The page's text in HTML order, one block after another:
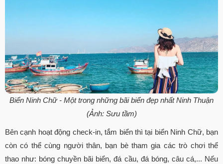
Biển Ninh Chữ - Một trong những bãi biển đẹp nhất Ninh Thuận
(Ảnh: Sưu tầm)
Bên cạnh hoạt động check-in, tắm biển thì tại biển Ninh Chữ, bạn
còn có thể cùng người thân, bạn bè tham gia các trò chơi thể
thao như: bóng chuyền bãi biển, đá cầu, đá bóng, câu cá,... Nếu